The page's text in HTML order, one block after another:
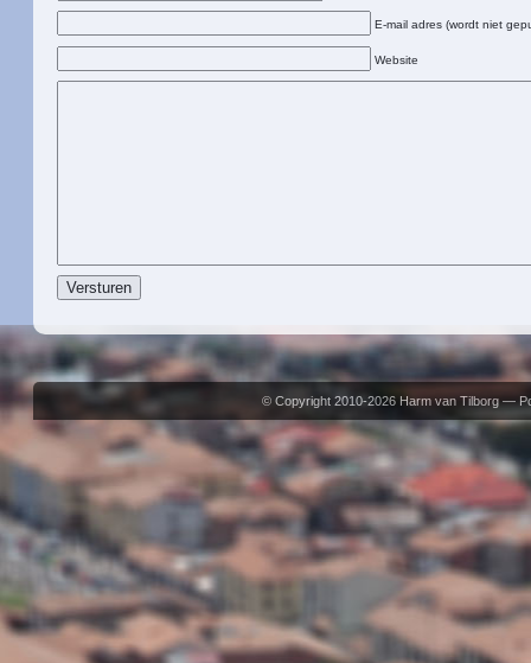
E-mail adres (wordt niet
Website
© Copyright 2010-2026 Harm van Tilborg —